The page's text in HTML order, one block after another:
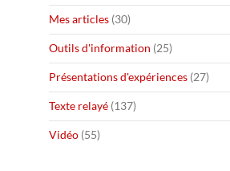
Mes articles (30)
Outils d'information (25)
Présentations d'expériences (27)
Texte relayé (137)
Vidéo (55)